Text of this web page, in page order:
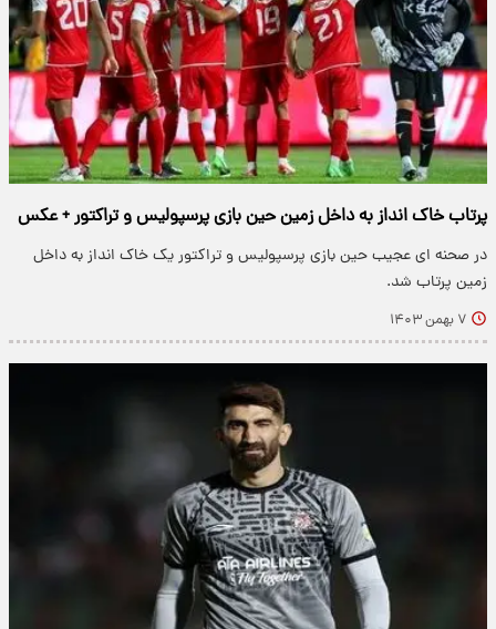
پرتاب خاک انداز به داخل زمین حین بازی پرسپولیس و تراکتور + عکس
در صحنه ای عجیب حین بازی پرسپولیس و تراکتور یک خاک انداز به داخل
زمین پرتاب شد.
۷ بهمن ۱۴۰۳